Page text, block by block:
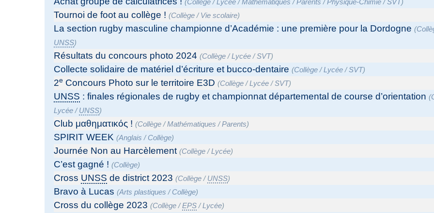
(Collège /Lycée /Mathématiques /Parents /Physique-Chimie /SVT)
Tournoi de foot au collège ! (Collège /Vie scolaire)
La section rugby masculine championne d’Académie : une première pour la Dordogne (
UNSS)
Résultats du concours photo 2024 (Collège /Lycée /SVT)
Collecte solidaire de matériel d’écriture et bucco-dentaire (Collège /Lycée /SVT)
2e Concours Photo sur le territoire E3D (Collège /Lycée /SVT)
UNSS : finales régionales de rugby et championnat départemental de course d’orientation (
Lycée /UNSS)
Club μαθηματικός ! (Collège /Mathématiques /Parents)
SPIRIT WEEK (Anglais /Collège)
Journée Non au Harcèlement (Collège /Lycée)
C’est gagné ! (Collège)
Cross UNSS de district 2023 (Collège /UNSS)
Bravo à Lucas (Arts plastiques /Collège)
Cross du collège 2023 (Collège /EPS /Lycée)